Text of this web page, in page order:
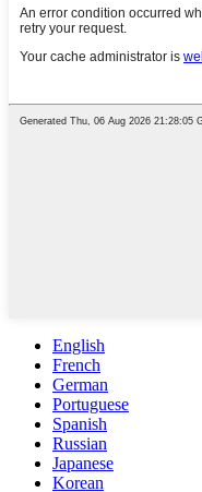
English
French
German
Portuguese
Spanish
Russian
Japanese
Korean